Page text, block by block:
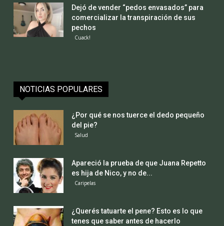
Dejó de vender “pedos envasados” para
comercializar la transpiración de sus
pechos
Cuack!
NOTICIAS POPULARES
¿Por qué se nos tuerce el dedo pequeño
del pie?
Salud
Apareció la prueba de que Juana Repetto
es hija de Nico, y no de...
Caripelas
¿Querés tatuarte el pene? Esto es lo que
tenes que saber antes de hacerlo